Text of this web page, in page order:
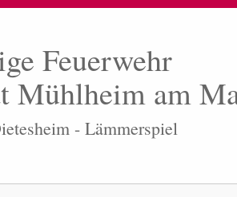
Feuerwehr
Mühlheim am
- Lämmerspiel